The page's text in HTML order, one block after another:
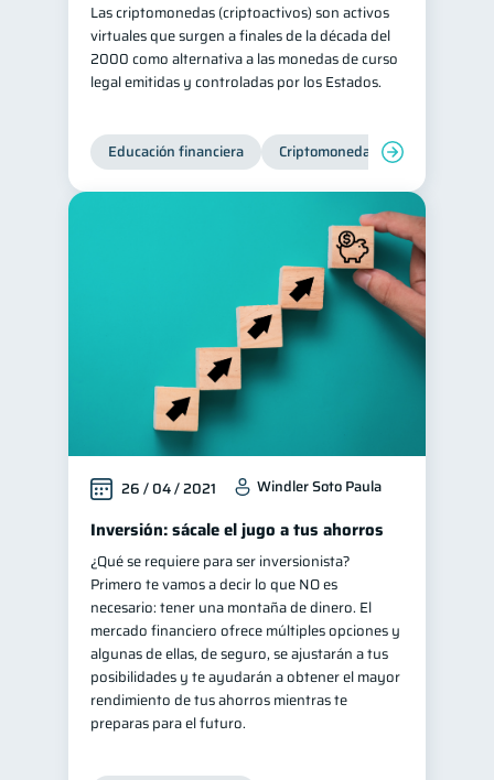
Las criptomonedas (criptoactivos) son activos
virtuales que surgen a finales de la década del
2000 como alternativa a las monedas de curso
legal emitidas y controladas por los Estados.
Educación financiera Criptomonedas
26 / 04 / 2021 Windler Soto Paula
Inversión: sácale el jugo a tus ahorros
¿Qué se requiere para ser inversionista?
Primero te vamos a decir lo que NO es
necesario: tener una montaña de dinero. El
mercado financiero ofrece múltiples opciones y
algunas de ellas, de seguro, se ajustarán a tus
posibilidades y te ayudarán a obtener el mayor
rendimiento de tus ahorros mientras te
preparas para el futuro.